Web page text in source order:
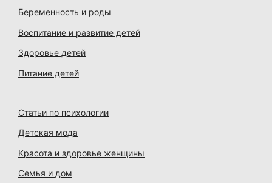
Беременность и роды
Воспитание и развитие детей
Здоровье детей
Питание детей
Статьи по психологии
Детская мода
Красота и здоровье женщины
Семья и дом